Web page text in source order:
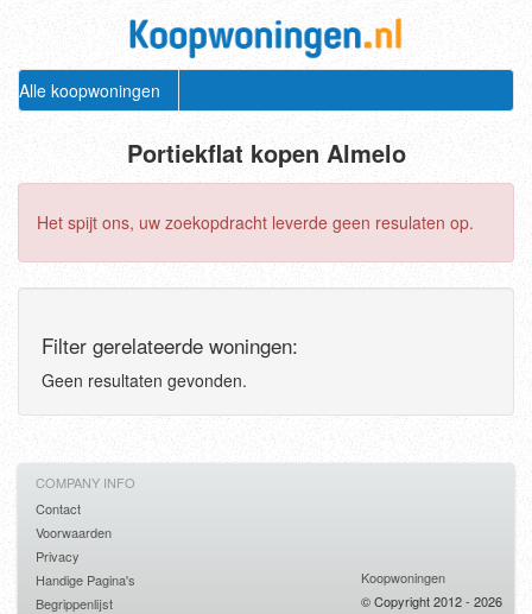
Alle koopwoningen
Portiekflat kopen Almelo
Het spijt ons, uw zoekopdracht leverde geen resulaten op.
Filter gerelateerde woningen:
Geen resultaten gevonden.
COMPANY INFO
Contact
Voorwaarden
Privacy
Handige Pagina's
Begrippenlijst
Koopwoningen
© Copyright 2012 - 2026